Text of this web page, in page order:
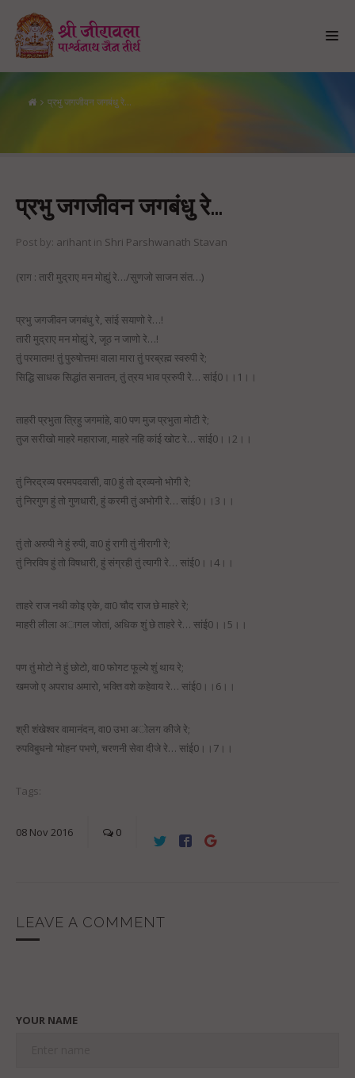
प्रभु जगजीवन जगबंधु रे…
प्रभु जगजीवन जगबंधु रे…
प्रभु जगजीवन जगबंधु रे…
Post by: arihant in Shri Parshwanath Stavan
(राग : तारी मुद्राए मन मोह्युं रे…/सुणजो साजन संत…)
प्रभु जगजीवन जगबंधु रे, सांई सयाणो रे…!
तारी मुद्राए मन मोह्युं रे, जूठ न जाणो रे…!
तुं परमातम! तुं पुरुषोत्तम! वाला मारा तुं परब्रह्म स्वरुपी रे;
सिद्धि साधक सिद्धांत सनातन, तुं त्रय भाव प्ररुपी रे… सांई0।।1।।
ताहरी प्रभुता त्रिहु जगमांहे, वा0 पण मुज प्रभुता मोटी रे;
तुज सरीखो माहरे महाराजा, माहरे नहि कांई खोट रे… सांई0।।2।।
तुं निरद्रव्य परमपदवासी, वा0 हुं तो द्रव्यनो भोगी रे;
तुं निरगुण हुं तो गुणधारी, हुं करमी तुं अभोगी रे… सांई0।।3।।
तुं तो अरुपी ने हुं रुपी, वा0 हुं रागी तुं नीरागी रे;
तुं निरविष हुं तो विषधारी, हुं संग्रही तुं त्यागी रे… सांई0।।4।।
ताहरे राज नथी कोइ एके, वा0 चौद राज छे माहरे रे;
माहरी लीला अागल जोतां, अधिक शुं छे ताहरे रे… सांई0।।5।।
पण तुं मोटो ने हुं छोटो, वा0 फोगट फूल्ये शुं थाय रे;
खमजो ए अपराध अमारो, भक्ति वशे कहेवाय रे… सांई0।।6।।
श्री शंखेश्वर वामानंदन, वा0 उभा अोलग कीजे रे;
रुपविबुधनो ‘मोहन’ पभणे, चरणनी सेवा दीजे रे… सांई0।।7।।
Tags:
08 Nov 2016 0
LEAVE A COMMENT
YOUR NAME